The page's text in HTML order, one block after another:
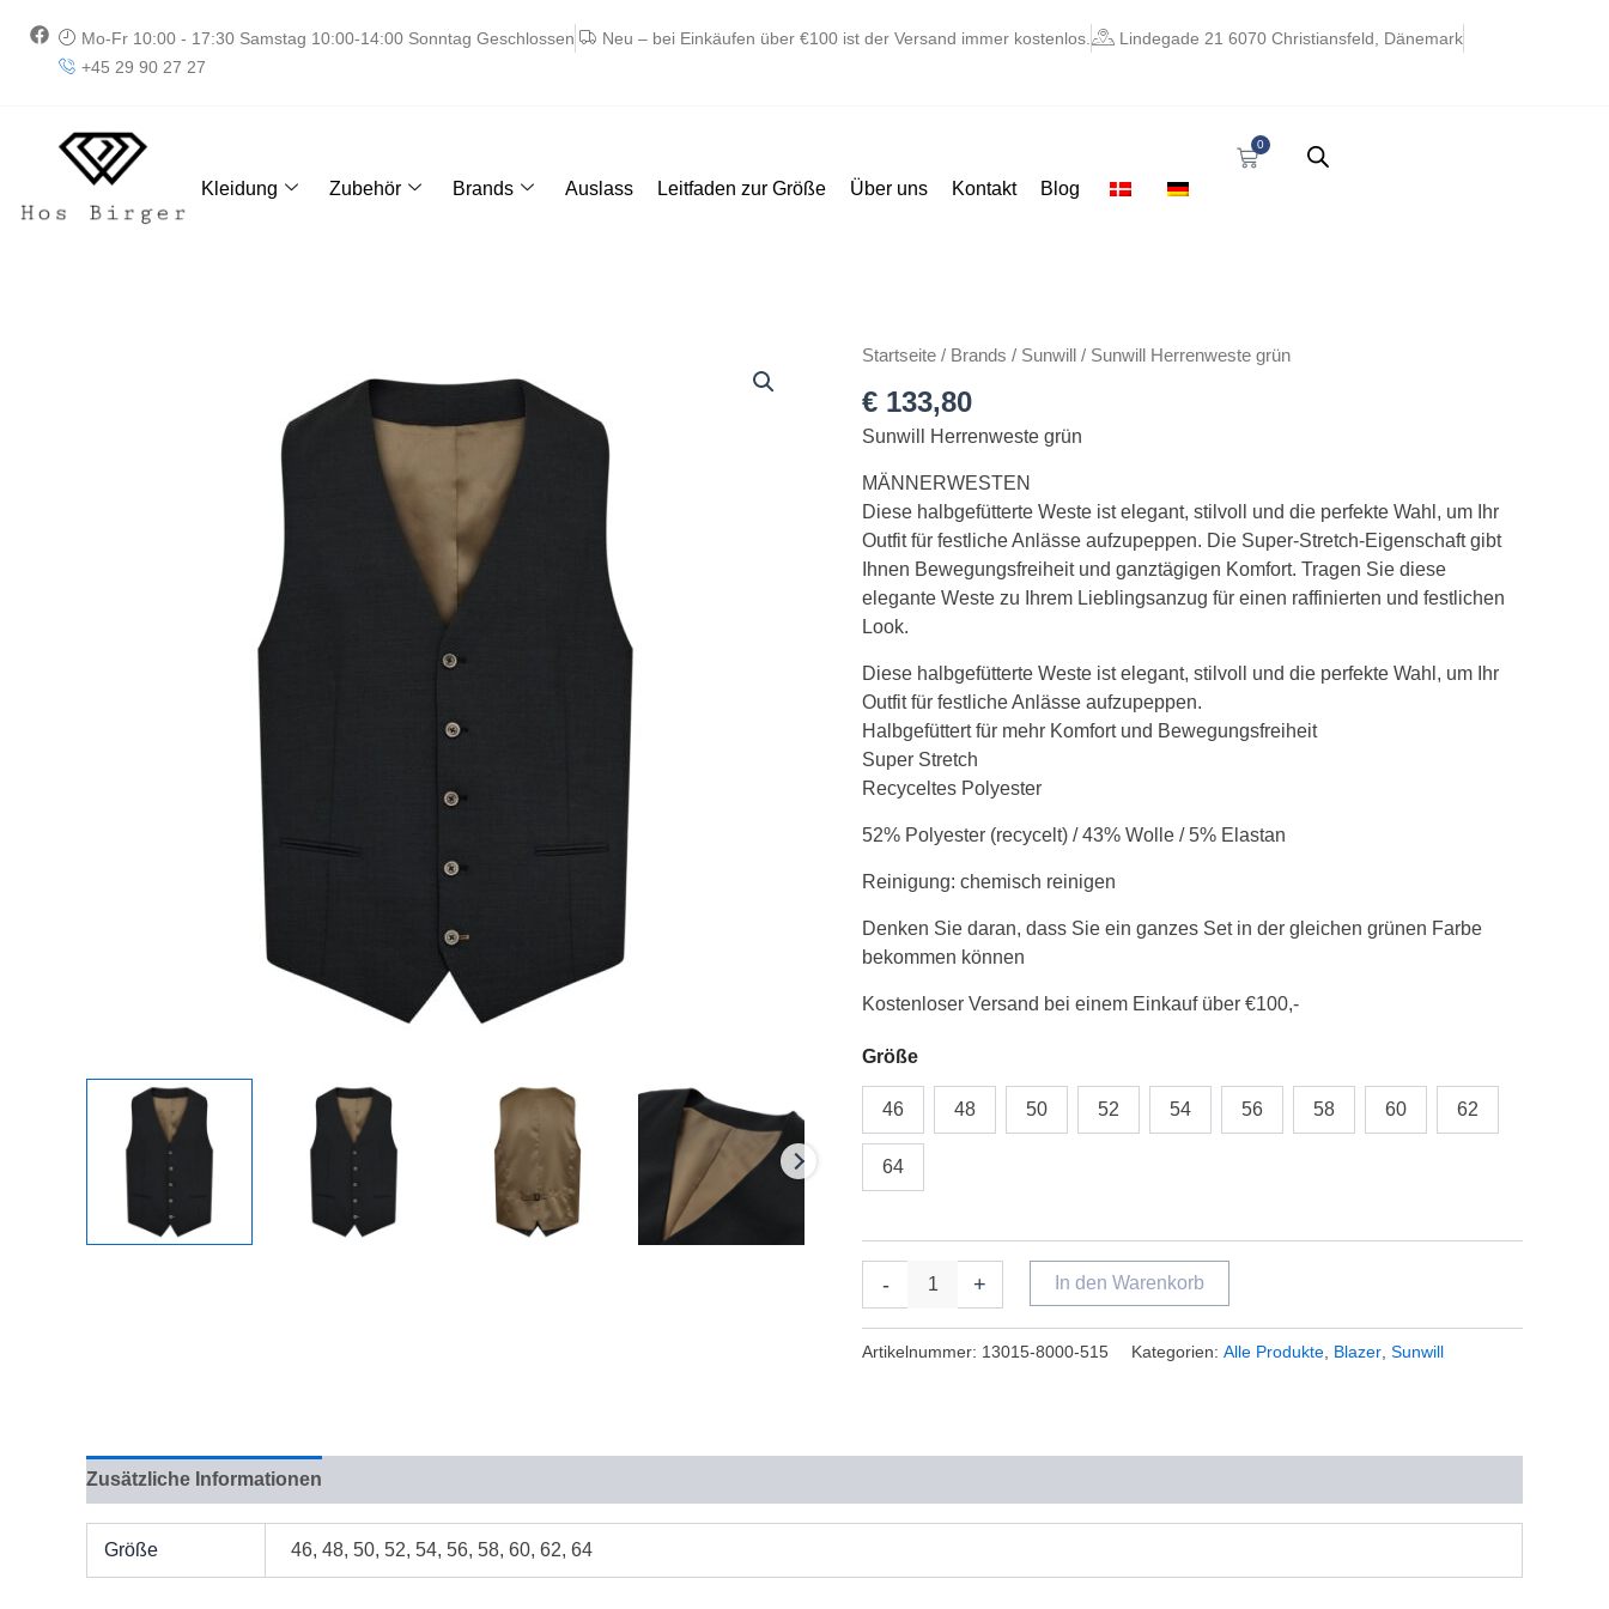
Inhalt
springen
F
a
Mo-Fr 10:00 - 17:30 Samstag 10:00-14:00 Sonntag Geschlossen Neu – bei Einkäufen über €100 ist der Versand immer kostenlos.
Lindegade 21 6070 Christiansfeld, Dänemark
+45 29 90 27 27
Kleidung Zubehör Brands Auslass Leitfaden zur Größe Über uns Kontakt Blog
0
Warenkorb
Startseite / Brands / Sunwill / Sunwill Herrenweste grün
€ 133,80
Sunwill Herrenweste grün
MÄNNERWESTEN
Diese halbgefütterte Weste ist elegant, stilvoll und die perfekte Wahl, um Ihr
Outfit für festliche Anlässe aufzupeppen. Die Super-Stretch-Eigenschaft gibt
Ihnen Bewegungsfreiheit und ganztägigen Komfort. Tragen Sie diese
elegante Weste zu Ihrem Lieblingsanzug für einen raffinierten und festlichen
Look.
Diese halbgefütterte Weste ist elegant, stilvoll und die perfekte Wahl, um Ihr
Outfit für festliche Anlässe aufzupeppen.
Halbgefüttert für mehr Komfort und Bewegungsfreiheit
Super Stretch
Recyceltes Polyester
52% Polyester (recycelt) / 43% Wolle / 5% Elastan
Reinigung: chemisch reinigen
Denken Sie daran, dass Sie ein ganzes Set in der gleichen grünen Farbe
bekommen können
Kostenloser Versand bei einem Einkauf über €100,-
Größe
46 48 50 52 54 56 58 60 62
64
-
Sunwill
vest
grøn
Menge
+ In den Warenkorb
Artikelnummer: 13015-8000-515 Kategorien: Alle Produkte Blazer Sunwill
Zusätzliche Informationen
Größe 46, 48, 50, 52, 54, 56, 58, 60, 62, 64